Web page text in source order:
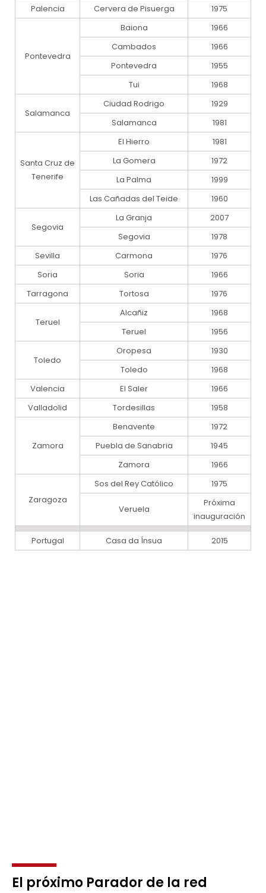
Palencia
Cervera de Pisuerga 1975
Pontevedra
Baiona
1966
Cambados
1966
Pontevedra
1955
Tui
1968
Salamanca
Ciudad Rodrigo
1929
Salamanca
1981
Santa Cruz de
Tenerife
El Hierro
1981
La Gomera
1972
La Palma
1999
Las Cañadas del Teide
1960
Segovia
La Granja
2007
Segovia
1978
Sevilla
Carmona
1976
Soria
Soria
1966
Tarragona
Tortosa 1976
Teruel
Alcañiz
1968
Teruel
1956
Toledo
Oropesa
1930
Toledo
1968
Valencia
El Saler
1966
Valladolid
Tordesillas 1958
Zamora
Benavente
1972
Puebla de Sanabria
1945
Zamora
1966
Zaragoza
Sos del Rey Católico 1975
Veruela
Próxima
inauguración
Portugal Casa da Ínsua 2015
El próximo Parador de la red